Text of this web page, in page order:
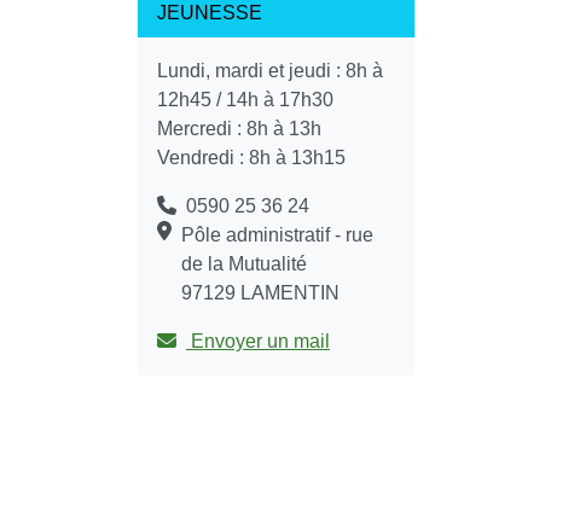
JEUNESSE
Lundi, mardi et jeudi : 8h à
12h45 / 14h à 17h30
Mercredi : 8h à 13h
Vendredi : 8h à 13h15
0590 25 36 24
Pôle administratif - rue
de la Mutualité
97129 LAMENTIN
Envoyer un mail